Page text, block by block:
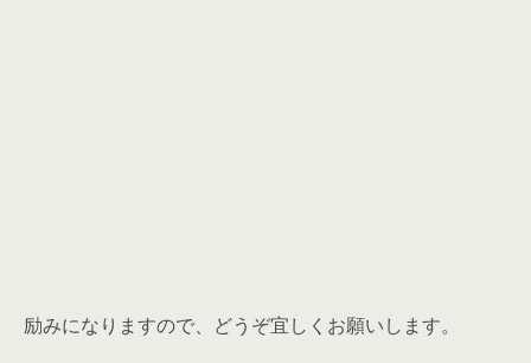
励みになりますので、どうぞ宜しくお願いします。